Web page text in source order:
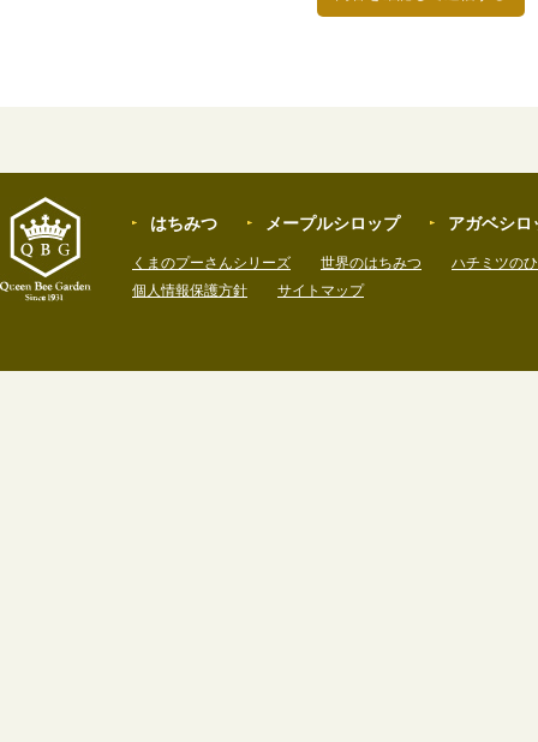
はちみつ メープルシロップ アガベシロ
くまのプーさんシリーズ 世界のはちみつ
ハチミツの
個人情報保護方針
サイトマップ